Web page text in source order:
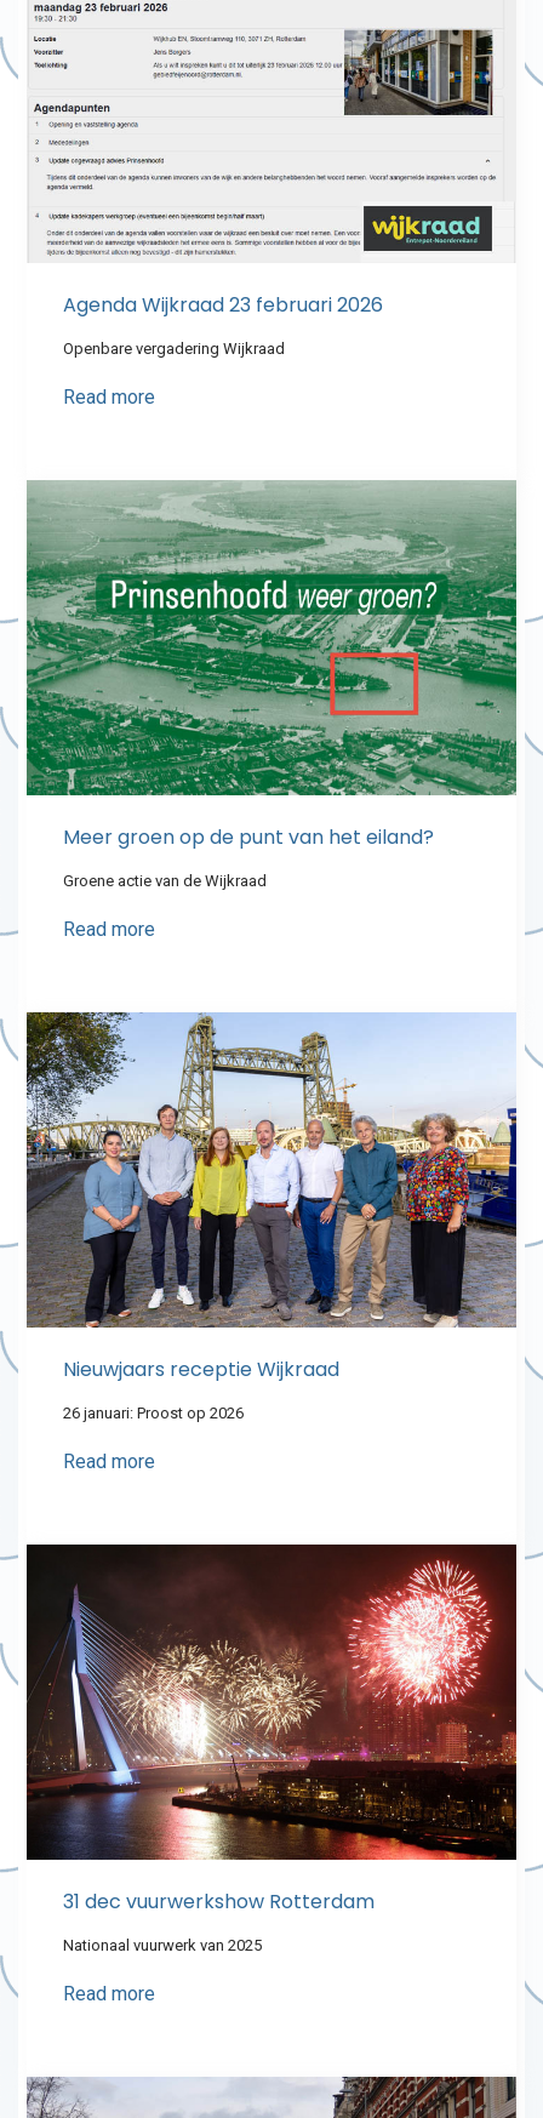
Agenda Wijkraad 23 februari 2026
Openbare vergadering Wijkraad
Read more
Meer groen op de punt van het eiland?
Groene actie van de Wijkraad
Read more
Nieuwjaars receptie Wijkraad
26 januari: Proost op 2026
Read more
31 dec vuurwerkshow Rotterdam
Nationaal vuurwerk van 2025
Read more